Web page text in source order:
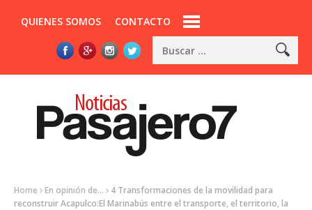
QUIENES SOMOS CONTACTO
Home En opinión de...
4 Transformaciones de la movilidad para
reconstruir Acapulco:El Marinabús entre el transporte, el territorio, la